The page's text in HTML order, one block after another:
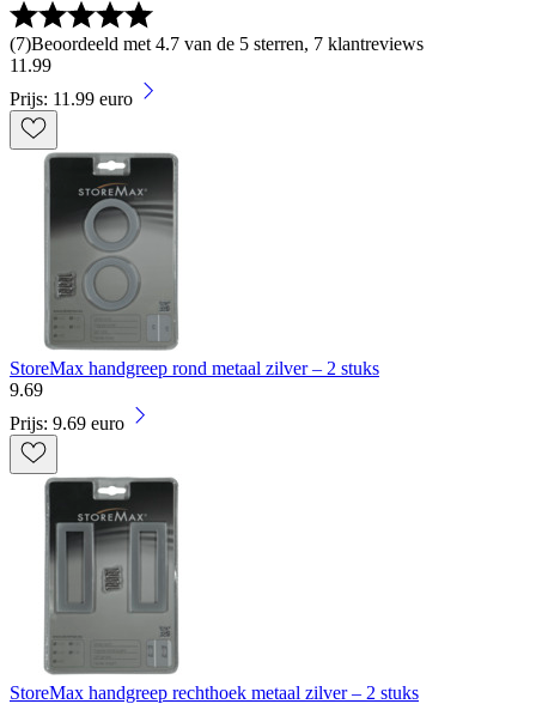
(7)Beoordeeld met 4.7 van de 5 sterren, 7 klantreviews
11 .99
Prijs: 11.99 euro
StoreMax handgreep rond metaal zilver – 2 stuks
9.69
Prijs: 9.69 euro
StoreMax handgreep rechthoek metaal zilver – 2 stuks